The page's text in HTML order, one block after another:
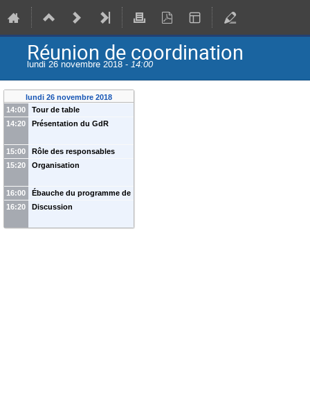
Réunion de coordination
lundi 26 novembre 2018 - 14:00
lundi 26 novembre 2018
14:00
Tour de table
14:20
Présentation du GdR
15:00
Rôle des responsables
d'axe
15:20 Organisation
16:00
Ébauche du programme de
la première réunion plénière
16:20 Discussion